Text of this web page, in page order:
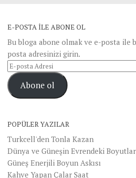
E-POSTA ILE ABONE OL
Bu bloga abone olmak ve e-posta ile
posta adresinizi girin.
E-
posta
AdresiAbone ol
POPÜLER YAZILAR
Turkcell'den Tonla Kazan
Dünya ve Güneşin Evrendeki
Güneş Enerjili Boyun Askısı
Kahve Yapan Çalar Saat